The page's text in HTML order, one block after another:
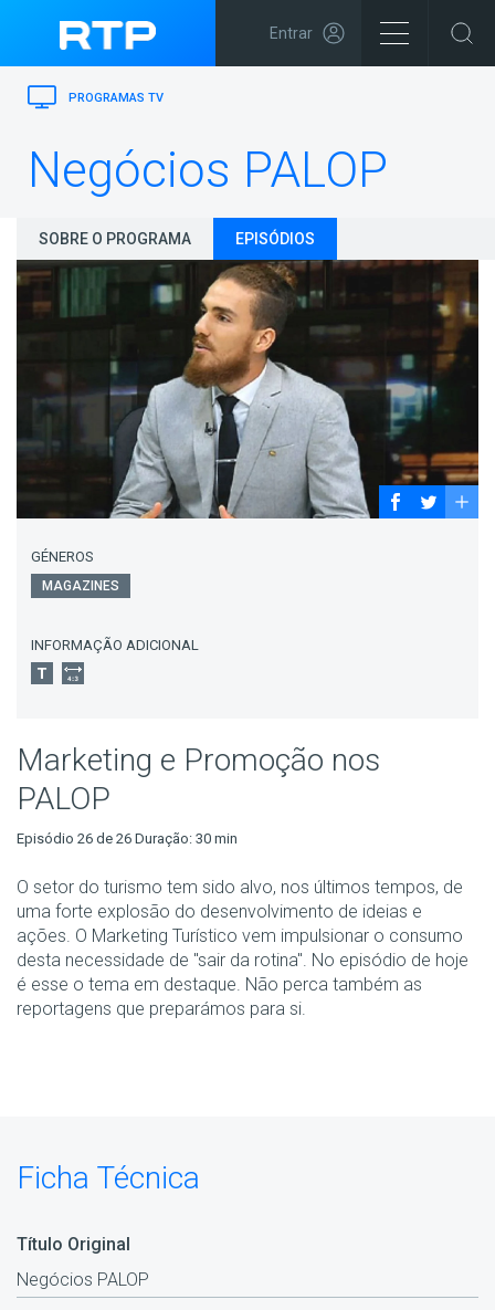
Entrar
PROGRAMAS TV
Negócios PALOP
SOBRE O PROGRAMA EPISÓDIOS
GÉNEROS
MAGAZINES
INFORMAÇÃO ADICIONAL
Marketing e Promoção nos
PALOP
Episódio 26 de 26 Duração: 30 min
O setor do turismo tem sido alvo, nos últimos tempos, de
uma forte explosão do desenvolvimento de ideias e
ações. O Marketing Turístico vem impulsionar o consumo
desta necessidade de "sair da rotina". No episódio de hoje
é esse o tema em destaque. Não perca também as
reportagens que preparámos para si.
Ficha Técnica
Título Original
Negócios PALOP